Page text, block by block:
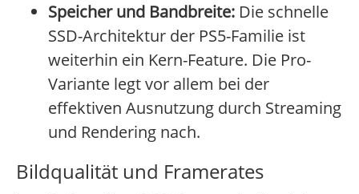
Speicher und Bandbreite: Die schnelle
SSD-Architektur der PS5-Familie ist
weiterhin ein Kern-Feature. Die Pro-
Variante legt vor allem bei der
effektiven Ausnutzung durch Streaming
und Rendering nach.
Bildqualität und Framerates